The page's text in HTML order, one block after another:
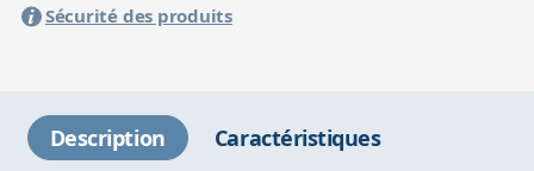
Sécurité des produits
Description Caractéristiques